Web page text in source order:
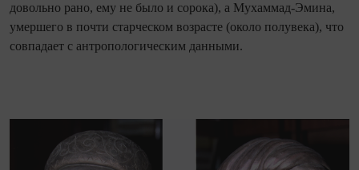
довольно рано, ему не было и сорока), а Мухаммад-Эмина,
умершего в почти старческом возрасте (около полувека), что
совпадает с антропологическим данными.